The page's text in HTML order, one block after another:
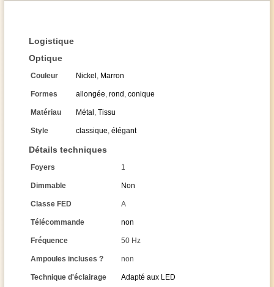
Logistique
Optique
Couleur Nickel , Marron
Formes allongée, rond , conique
Matériau Métal , Tissu
Style classique, élégant
Détails techniques
Foyers 1
Dimmable Non
Classe FED A
Télécommande non
Fréquence 50 Hz
Ampoules incluses ? non
Technique d'éclairage Adapté aux LED